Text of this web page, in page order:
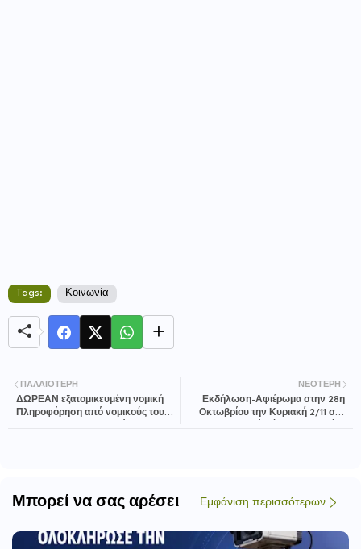
Tags: Κοινωνία
ΝΕΌΤΕΡΗ
Εκδήλωση-Αφιέρωμα στην 28η
Οκτωβρίου την Κυριακή 2/11 στο
ΠΑΛΑΙΌΤΕΡΗ
ΔΩΡΕΑΝ εξατομικευμένη νομική
Πληροφόρηση από νομικούς του
Μπορεί να σας αρέσει Εμφάνιση περισσότερων